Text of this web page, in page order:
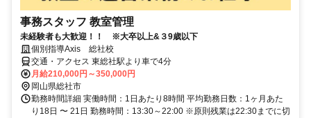
事務スタッフ 教室管理
未経験者も大歓迎！！ ※大卒以上&３9歳以下
個別指導Axis 総社校
交通・アクセス 東総社駅より車で4分
月給210,000円～350,000円
岡山県総社市
勤務時間詳細 実働時間：1日あたり8時間 平均勤務日数：1ヶ月あた
り18日 〜 21日 勤務時間：13:30～22:00 ※原則残業は22:30までに切